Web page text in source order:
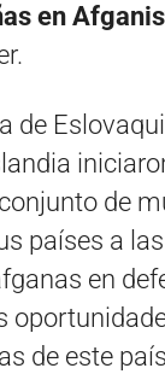
en
de
de
países a
en
de este